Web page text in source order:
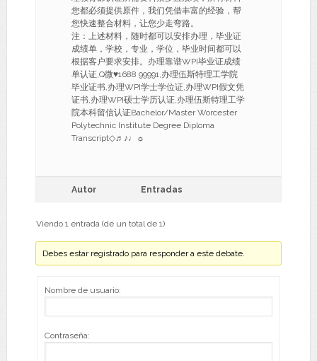
您都必须提供原件，我们凭借丰富的经验，帮
您快速整合材料，让您少走弯路。
注：上述材料，随时都可以安排办理，毕业证
成绩单，学校，专业，学位，毕业时间都可以
根据客户要求安排。办理靠谱WPI毕业证成绩
单认证,Q微♥1688 99991,办理伍斯特理工学院
毕业证书,办理WPI学士学位证,办理WPI假文凭
证书,办理WPI硕士学历认证,办理伍斯特理工学
院本科留信认证Bachelor/Master Worcester
Polytechnic Institute Degree Diploma
Transcript◇♬♪♩☼
Autor Entradas
Viendo 1 entrada (de un total de 1)
Debes estar registrado para responder a este debate.
Nombre de usuario:
Contraseña: